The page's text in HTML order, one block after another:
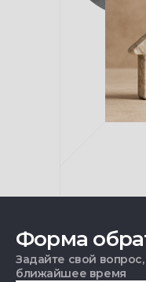
Форма
Задайте свой
ближайшее время